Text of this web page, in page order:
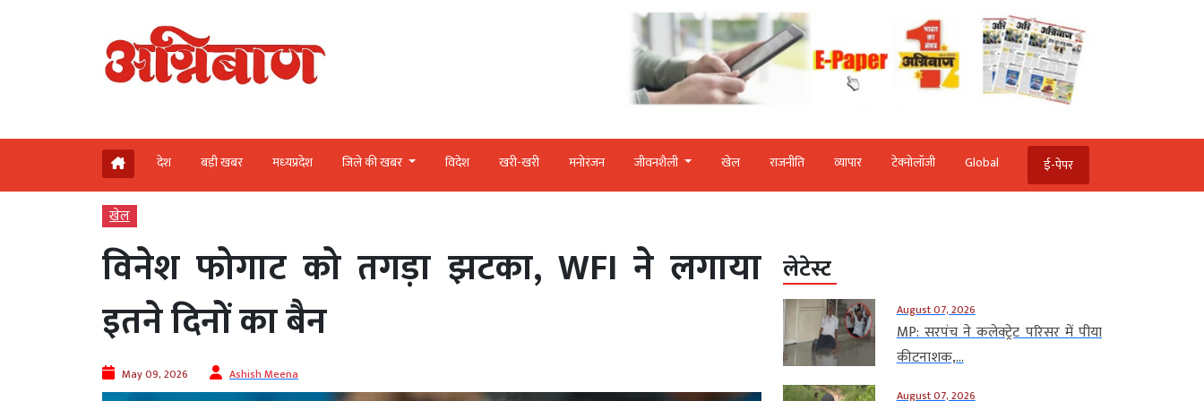
देश बड़ी खबर मध्‍यप्रदेश जिले की खबर विदेश खरी-खरी मनोरंजन जीवनशैली खेल राजनीति व्‍यापार टेक्‍नोलॉजी Global ई-पेपर
खेल
विनेश फोगाट को तगड़ा झटका, WFI ने लगाया
इतने दिनों का बैन
May 09, 2026 Ashish Meena
लेटेस्ट
August 07, 2026
MP: सरपंच ने कलेक्ट्रेट परिसर में पीया
कीटनाशक,...
August 07, 2026